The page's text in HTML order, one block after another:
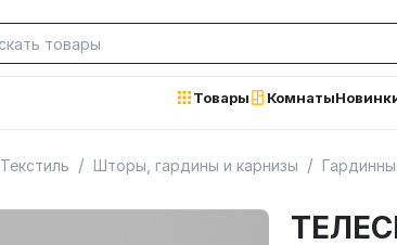
Товары Комнаты
Текстиль / Шторы, гардины и карнизы /